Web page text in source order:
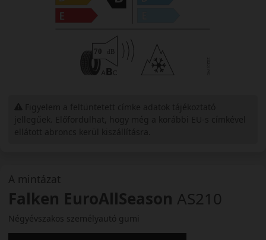
A mintázat
Falken EuroAllSeason AS210
Négyévszakos személyautó gumi